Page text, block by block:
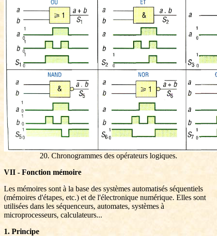
20. Chronogrammes des opérateurs logiques.
VII - Fonction mémoire
Les mémoires sont à la base des systèmes automatisés séquentiels
(mémoires d'étapes, etc.) et de l'électronique numérique. Elles sont
utilisées dans les séquenceurs, automates, systèmes à
microprocesseurs, calculateurs...
1. Principe